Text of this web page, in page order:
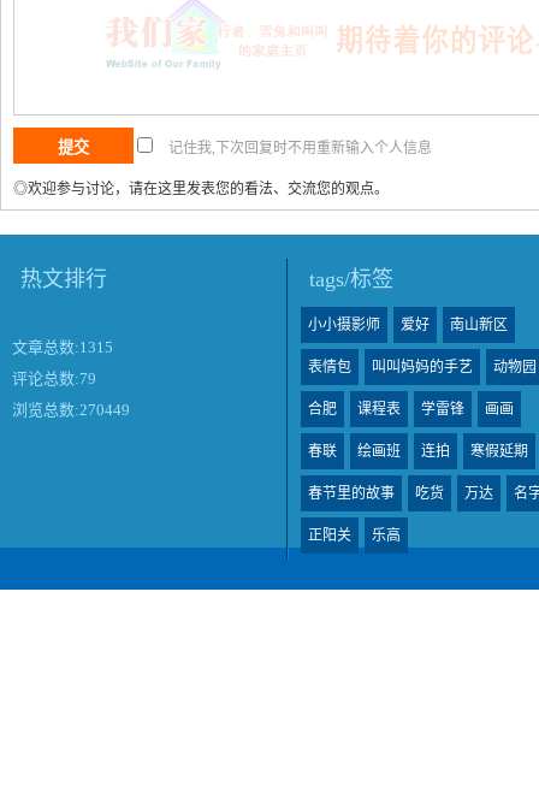
记住我,下次回复时不用重新输入个人信息
◎欢迎参与讨论，请在这里发表您的看法、交流您的观点。
热文排行
文章总数:1315
评论总数:79
浏览总数:270449
tags/标签
小小摄影师 爱好 南山新区
表情包 叫叫妈妈的手艺 动物园
合肥 课程表 学雷锋 画画
春联 绘画班 连拍 寒假延期
春节里的故事 吃货 万达 名
正阳关 乐高